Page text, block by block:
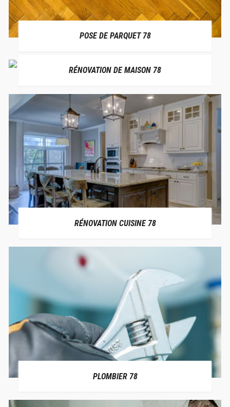
POSE DE PARQUET 78
RÉNOVATION DE MAISON 78
RÉNOVATION CUISINE 78
PLOMBIER 78